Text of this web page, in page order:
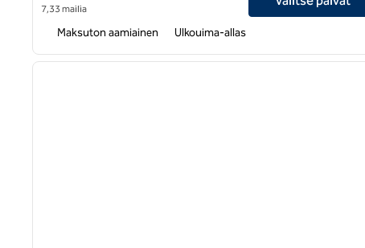
7,33 mailia
Maksuton aamiainen Ulkouima-allas
1/12